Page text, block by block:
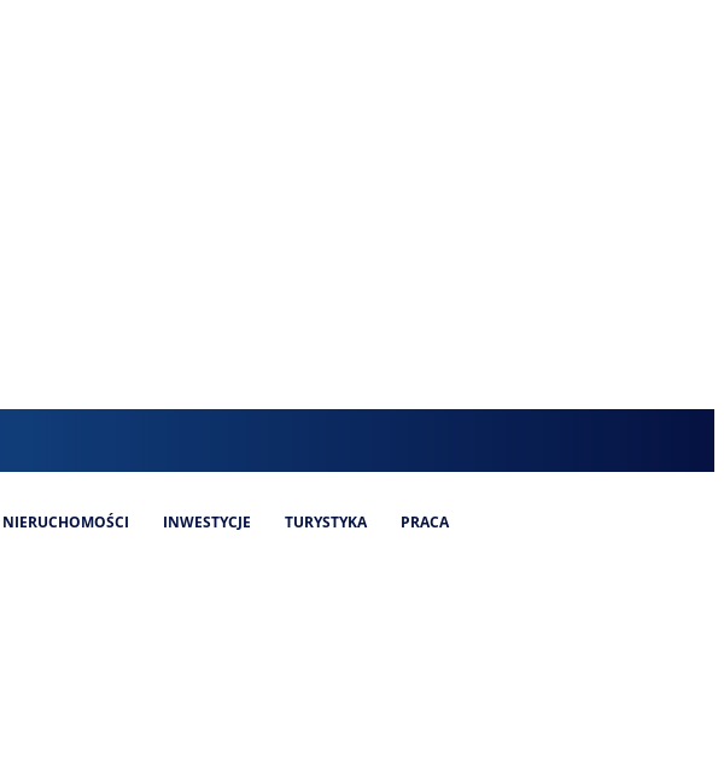
NIERUCHOMOŚCI INWESTYCJE TURYSTYKA PRACA